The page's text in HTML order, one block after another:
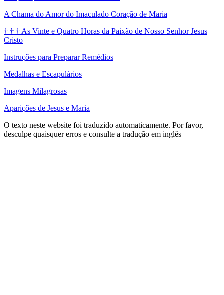
A Chama do Amor do Imaculado Coração de Maria
† † † As Vinte e Quatro Horas da Paixão de Nosso Senhor Jesus
Cristo
Instruções para Preparar Remédios
Medalhas e Escapulários
Imagens Milagrosas
Aparições de Jesus e Maria
O texto neste website foi traduzido automaticamente. Por favor,
desculpe quaisquer erros e consulte a tradução em inglês